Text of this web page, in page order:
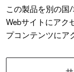
この製品を別の国
Webサイトにアク
プコンテンツにア